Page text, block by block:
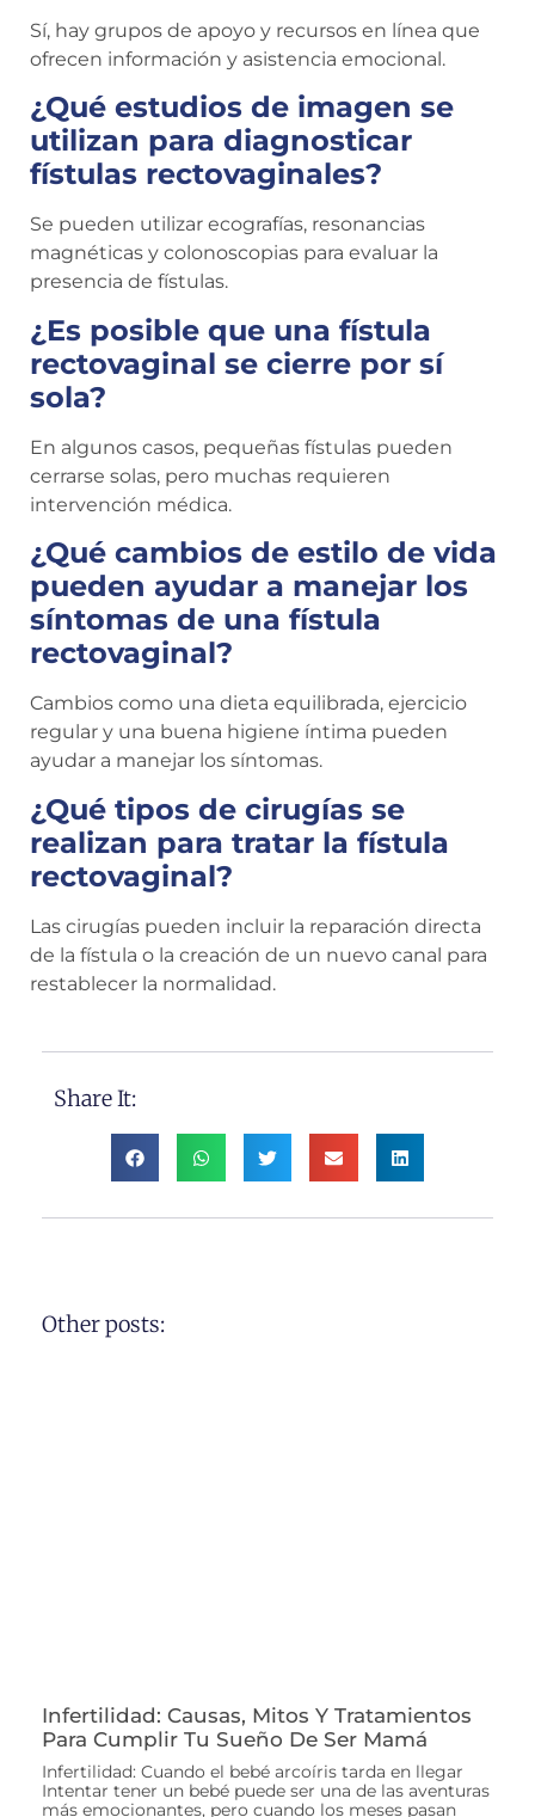
Sí, hay grupos de apoyo y recursos en línea que
ofrecen información y asistencia emocional.
¿Qué estudios de imagen se
utilizan para diagnosticar
fístulas rectovaginales?
Se pueden utilizar ecografías, resonancias
magnéticas y colonoscopias para evaluar la
presencia de fístulas.
¿Es posible que una fístula
rectovaginal se cierre por sí
sola?
En algunos casos, pequeñas fístulas pueden
cerrarse solas, pero muchas requieren
intervención médica.
¿Qué cambios de estilo de vida
pueden ayudar a manejar los
síntomas de una fístula
rectovaginal?
Cambios como una dieta equilibrada, ejercicio
regular y una buena higiene íntima pueden
ayudar a manejar los síntomas.
¿Qué tipos de cirugías se
realizan para tratar la fístula
rectovaginal?
Las cirugías pueden incluir la reparación directa
de la fístula o la creación de un nuevo canal para
restablecer la normalidad.
Share It:
Other posts:
Infertilidad: Causas, Mitos Y Tratamientos
Para Cumplir Tu Sueño De Ser Mamá
Infertilidad: Cuando el bebé arcoíris tarda en llegar
Intentar tener un bebé puede ser una de las aventuras
más emocionantes, pero cuando los meses pasan